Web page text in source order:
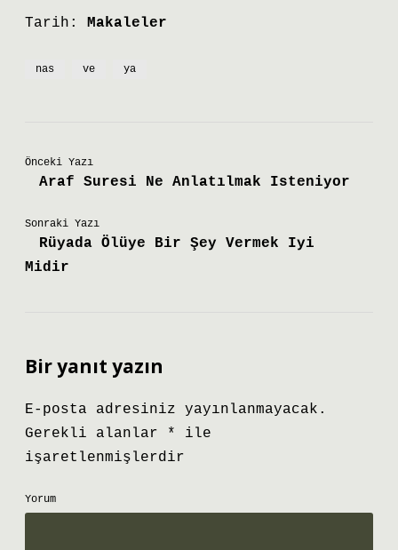
Tarih: Makaleler
nas ve ya
Önceki Yazı
Araf Suresi Ne Anlatılmak Isteniyor
Sonraki Yazı
Rüyada Ölüye Bir Şey Vermek Iyi
Midir
Bir yanıt yazın
E-posta adresiniz yayınlanmayacak.
Gerekli alanlar
*
ile
işaretlenmişlerdir
Yorum